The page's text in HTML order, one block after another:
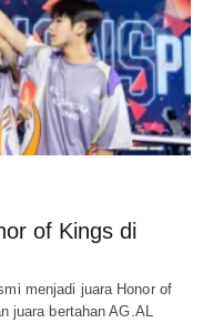
of Kings di
menjadi juara Honor of
juara bertahan AG.AL